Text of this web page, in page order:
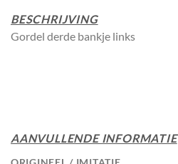
BESCHRIJVING
Gordel derde bankje links
AANVULLENDE INFORMATIE